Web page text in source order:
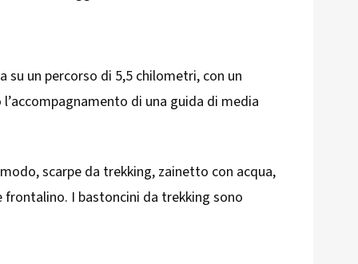
su un percorso di 5,5 chilometri, con un
di una guida di media
scarpe da trekking, zainetto con acqua,
frontalino. I bastoncini da trekking sono